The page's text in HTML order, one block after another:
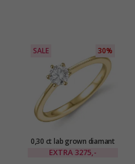
SALE 30%
0,30 ct lab grown diamant
solitairering i 9 karat guld
EXTRA3275,-